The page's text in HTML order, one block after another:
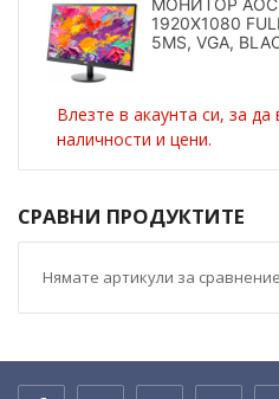
1920X1080
5MS, VGA,
Влезте в акаунта си, за да
наличности и цени.
СРАВНИ ПРОДУКТИТЕ
Нямате артикули за